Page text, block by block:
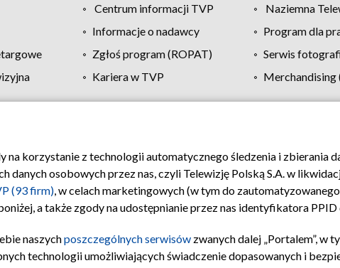
Centrum informacji TVP Naziemna
Informacje o nadawcy
Program dla
Zgłoś program (ROPAT)
Serwis
Kariera w TVP
Merchandising
Polityka prywatności Moje zgody Pomoc Biuro reklamy
korzystanie z technologii automatycznego śledzenia i zbierania
osobowych przez nas, czyli Telewizję Polską S.A. w
(93 firm), w celach marketingowych (w tym do
a także zgody na udostępnianie przez nas identyfikatora PPID
naszychposzczególnych serwisów zwanych dalej „Portalem”, w
technologii umożliwiających świadczenie dopasowanych i